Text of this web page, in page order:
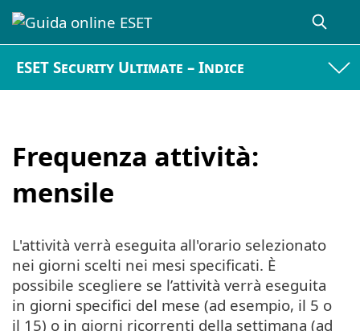
ESET Security Ultimate – Indice
Frequenza attività:
mensile
L'attività verrà eseguita all'orario selezionato
nei giorni scelti nei mesi specificati. È
possibile scegliere se l’attività verrà eseguita
in giorni specifici del mese (ad esempio, il 5 o
il 15) o in giorni ricorrenti della settimana (ad